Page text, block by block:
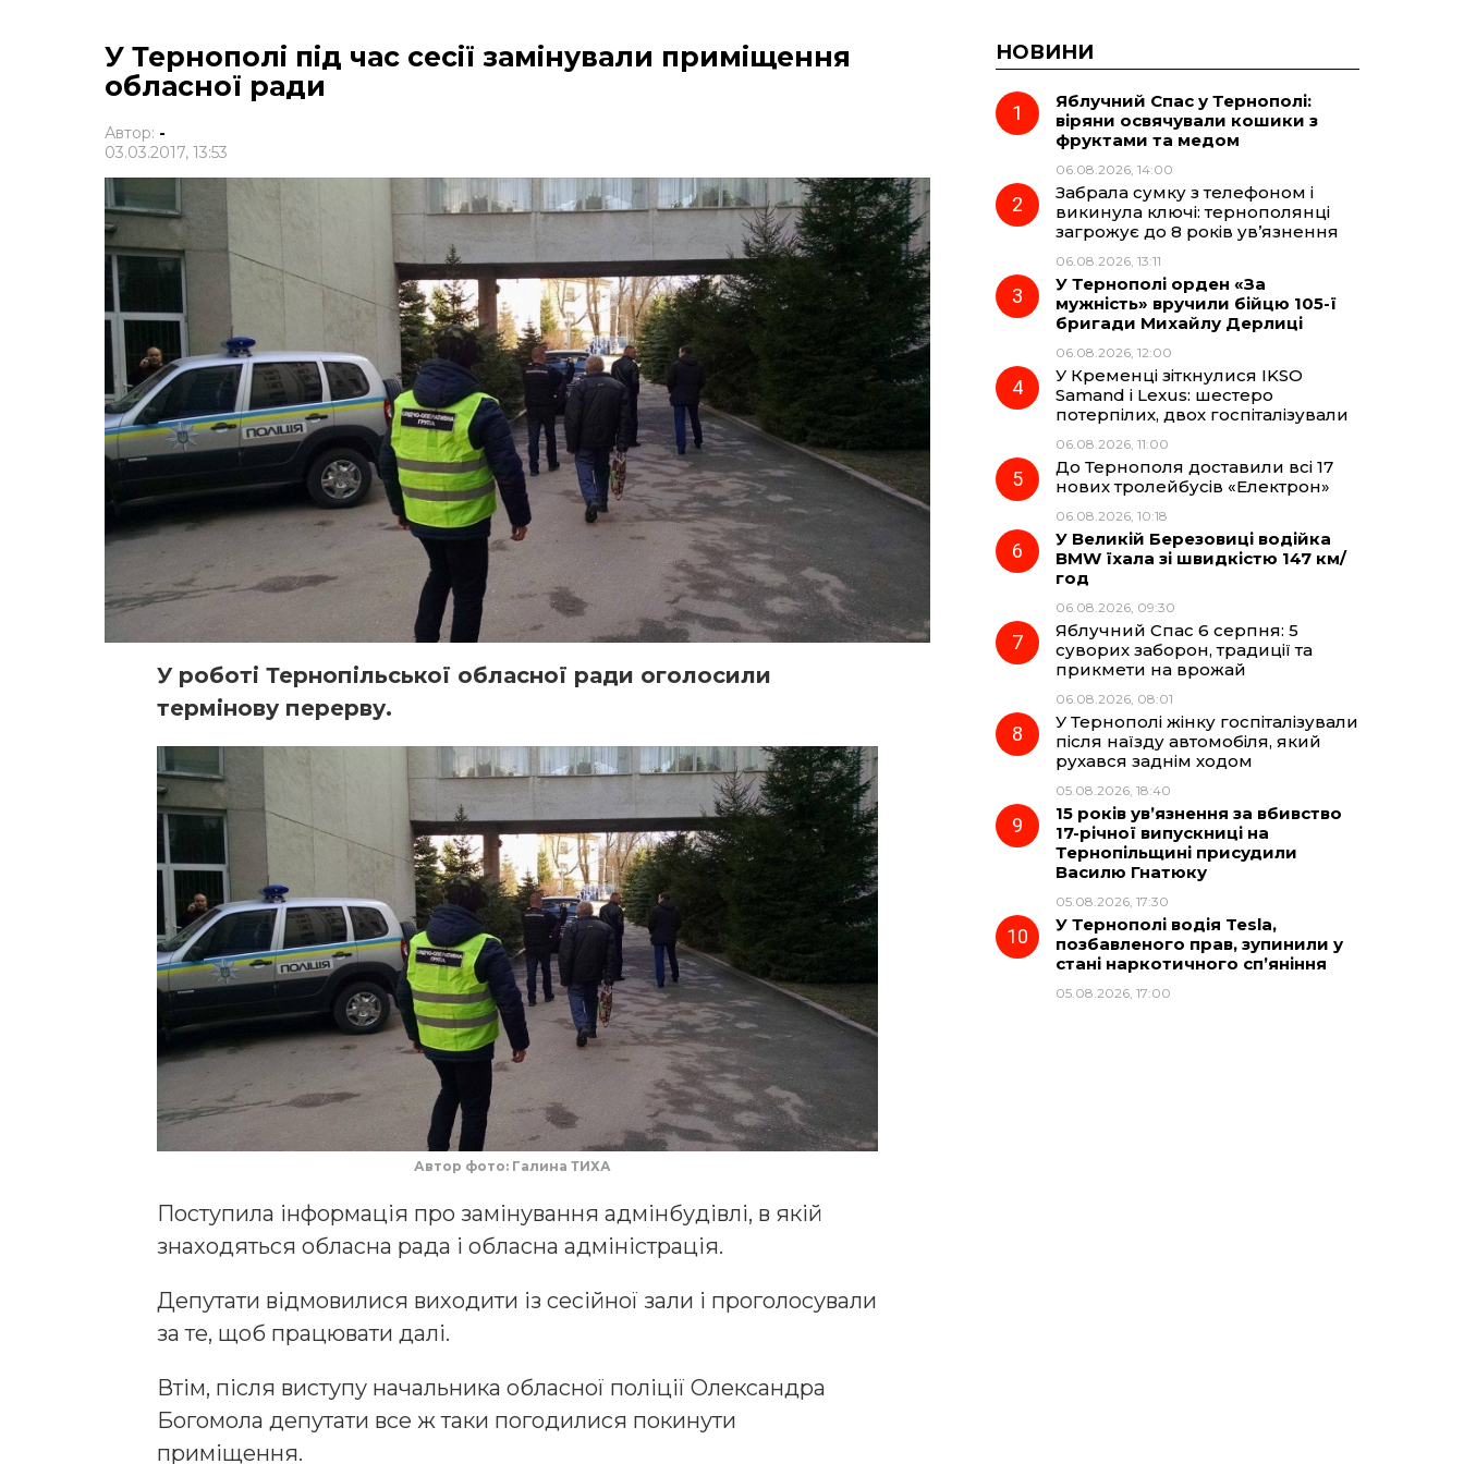
У Тернополі під час сесії замінували приміщення
обласної ради
Автор: -
03.03.2017, 13:53
У роботі Тернопільської обласної ради оголосили
термінову перерву.
Автор фото: Галина ТИХА
Поступила інформація про замінування адмінбудівлі, в якій
знаходяться обласна рада і обласна адміністрація.
Депутати відмовилися виходити із сесійної зали і проголосували
за те, щоб працювати далі.
Втім, після виступу начальника обласної поліції Олександра
Богомола депутати все ж таки погодилися покинути
приміщення.
НОВИНИ
Яблучний Спас у Тернополі:
віряни освячували кошики з
фруктами та медом
06.08.2026, 14:00
Забрала сумку з телефоном і
викинула ключі: тернополянці
загрожує до 8 років ув’язнення
06.08.2026, 13:11
У Тернополі орден «За
мужність» вручили бійцю 105-ї
бригади Михайлу Дерлиці
06.08.2026, 12:00
У Кременці зіткнулися IKSO
Samand і Lexus: шестеро
потерпілих, двох госпіталізували
06.08.2026, 11:00
До Тернополя доставили всі 17
нових тролейбусів «Електрон»
06.08.2026, 10:18
У Великій Березовиці водійка
BMW їхала зі швидкістю 147 км/
год
06.08.2026, 09:30
Яблучний Спас 6 серпня: 5
суворих заборон, традиції та
прикмети на врожай
06.08.2026, 08:01
У Тернополі жінку госпіталізували
після наїзду автомобіля, який
рухався заднім ходом
05.08.2026, 18:40
15 років ув’язнення за вбивство
17-річної випускниці на
Тернопільщині присудили
Василю Гнатюку
05.08.2026, 17:30
У Тернополі водія Tesla,
позбавленого прав, зупинили у
стані наркотичного сп’яніння
05.08.2026, 17:00